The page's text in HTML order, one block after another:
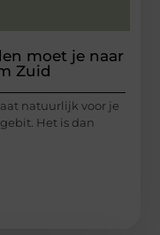
moet je naar
Zuid
natuurlijk voor je
Het is dan